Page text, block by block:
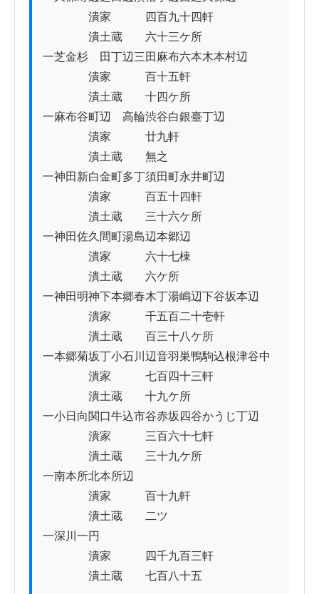
潰家　　　四百九十四軒
潰土蔵　　六十三ケ所
一芝金杉ゟ田丁辺三田麻布六本木本村辺
潰家　　　百十五軒
潰土蔵　　十四ケ所
一麻布谷町辺ゟ高輪渋谷白銀臺丁辺
潰家　　　廿九軒
潰土蔵　　無之
一神田新白金町多丁須田町永井町辺
潰家　　　百五十四軒
潰土蔵　　三十六ケ所
一神田佐久間町湯島辺本郷辺
潰家　　　六十七棟
潰土蔵　　六ケ所
一神田明神下本郷春木丁湯嶋辺下谷坂本辺
潰家　　　千五百二十壱軒
潰土蔵　　百三十八ケ所
一本郷菊坂丁小石川辺音羽巣鴨駒込根津谷中
潰家　　　七百四十三軒
潰土蔵　　十九ケ所
一小日向関口牛込市谷赤坂四谷かうじ丁辺
潰家　　　三百六十七軒
潰土蔵　　三十九ケ所
一南本所北本所辺
潰家　　　百十九軒
潰土蔵　　二ツ
一深川一円
潰家　　　四千九百三軒
潰土蔵　　七百八十五